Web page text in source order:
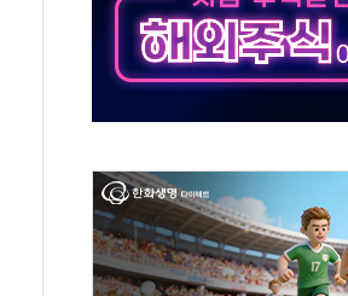
온 59㎡ 18억원대
부-서울시 '정책 엇박자'
최초만 경쟁 치열